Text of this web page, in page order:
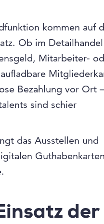
kommen auf
Ob im
Mitarbeiter-
Bezahlung vor Ort –
sind schier
das Ausstellen und
Guthabenkarten
der